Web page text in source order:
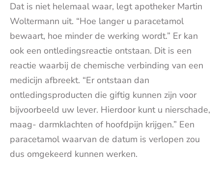
Dat is niet helemaal waar, legt apotheker Martin
Woltermann uit. “Hoe langer u paracetamol
bewaart, hoe minder de werking wordt.” Er kan
ook een ontledingsreactie ontstaan. Dit is een
reactie waarbij de chemische verbinding van een
medicijn afbreekt. “Er ontstaan dan
ontledingsproducten die giftig kunnen zijn voor
bijvoorbeeld uw lever. Hierdoor kunt u nierschade,
maag- darmklachten of hoofdpijn krijgen.” Een
paracetamol waarvan de datum is verlopen zou
dus omgekeerd kunnen werken.